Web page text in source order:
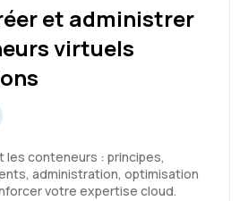
5
intensive, animés par
à la fois pédagogue et
et administrer
virtuels
les conteneurs : principes,
administration, optimisation
votre expertise cloud.